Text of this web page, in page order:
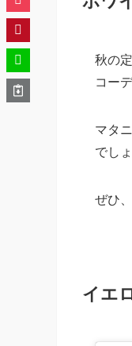
秋の
コー
マタ
でし
ぜひ
イエ